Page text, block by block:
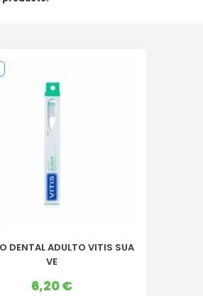
DENTAL ADULTO VITIS SUA
VE
Precio
6,20 €